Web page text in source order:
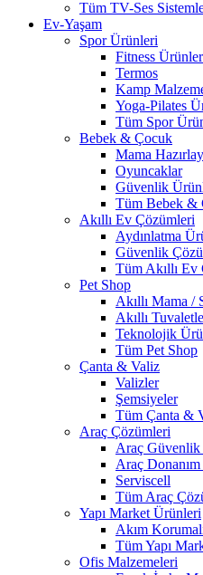
Tüm TV-Ses
Ev-Yaşam
Spor Ürünleri
Fitness
Termos
Kamp
Yoga-Pilates
Tüm Spor
Bebek & Çocuk
Mama
Oyuncaklar
Güvenlik
Tüm Bebek &
Akıllı Ev Çözümleri
Aydınlatma
Güvenlik
Tüm Akıllı Ev
Pet Shop
Akıllı Mama /
Akıllı
Teknolojik
Tüm Pet Shop
Çanta & Valiz
Valizler
Şemsiyeler
Tüm Çanta &
Araç Çözümleri
Araç
Araç
Serviscell
Tüm Araç
Yapı Market Ürünleri
Akım
Tüm Yapı
Ofis Malzemeleri